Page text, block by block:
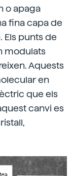
o apaga
fina capa de
Els punts de
modulats
Aquests
en
que els
canvi es